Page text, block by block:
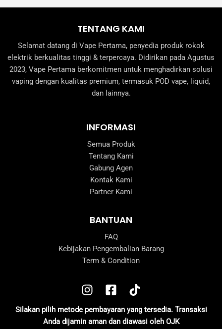
TENTANG KAMI
Selamat datang di Vape Pertama, penyedia produk rokok
elektrik berkualitas tinggi & terpercaya. Didirikan pada Agustus
2023, Vape Pertama berkomitmen untuk menghadirkan solusi
vaping dengan kualitas premium, termasuk POD vape, liquid,
dan lainnya.
INFORMASI
Semua Produk
Tentang Kami
Gabung Agen
Kontak Kami
Partner Kami
BANTUAN
FAQ
Kebijakan Pengembalian Barang
Term & Condition
Silakan pilih metode pembayaran yang tersedia. Transaksi
Anda dijamin aman dan diawasi oleh OJK